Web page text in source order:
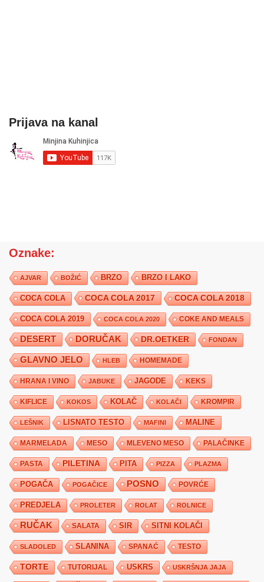
Prijava na kanal
Oznake:
AJVAR BOŽIĆ BRZO BRZO I LAKO
COCA COLA COCA COLA 2017 COCA COLA 2018
COCA COLA 2019 COCA COLA 2020 COKE AND MEALS
DESERT DORUČAK DR.OETKER FONDAN
GLAVNO JELO HLEB HOMEMADE
HRANA I VINO JABUKE JAGODE KEKS
KIFLICE KOKOS KOLAČ KOLAČI KROMPIR
LEŠNIK LISNATO TESTO MAFINI MALINE
MARMELADA MESO MLEVENO MESO PALAČINKE
PASTA PILETINA PITA PIZZA PLAZMA
POGAČA POGAČICE POSNO POVRĆE
PREDJELA PROLETER ROLAT ROLNICE
RUČAK SALATA SIR SITNI KOLAČI
SLADOLED SLANINA SPANAĆ TESTO
TORTE TUTORIJAL USKRS USKRŠNJA JAJA